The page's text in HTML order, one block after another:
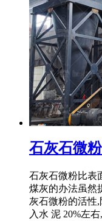
石灰石微
石灰石微粉比表
煤灰的办法虽然
灰石微粉的活性
入水 泥 20%左